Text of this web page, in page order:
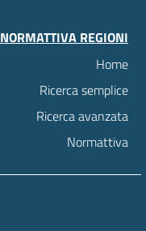
NORMATTIVA REGIONI
Home
Ricerca semplice
Ricerca avanzata
Normattiva